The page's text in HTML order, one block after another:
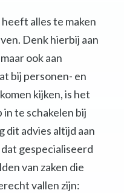
alles te maken
Denk hierbij aan
ook aan
bij personen- en
kijken, is het
te schakelen bij
dit advies altijd aan
gespecialiseerd
van zaken die
vallen zijn: